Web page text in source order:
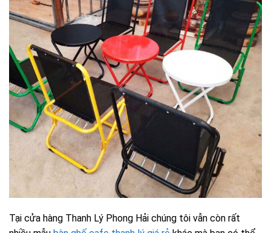
Tại cửa hàng Thanh Lý Phong Hải chúng tôi vẫn còn rất